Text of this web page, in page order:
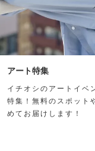
アート特集
イチオシのアートイベ
特集！無料のスポット
めてお届けします！